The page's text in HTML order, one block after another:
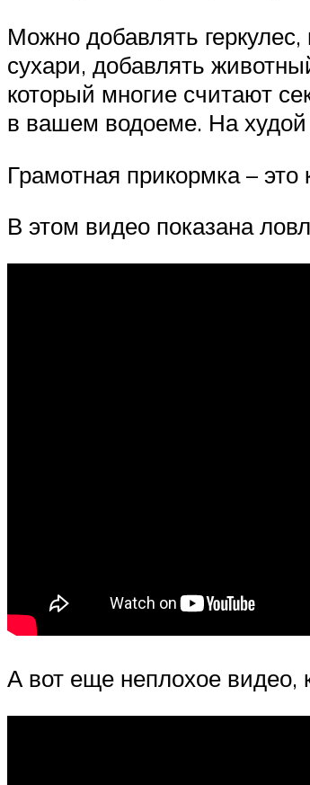
Можно добавлять
сухари, добавлять
который многие считают
в вашем водоеме. На
Грамотная прикормка –
В этом видео показана
А вот еще неплохое видео,